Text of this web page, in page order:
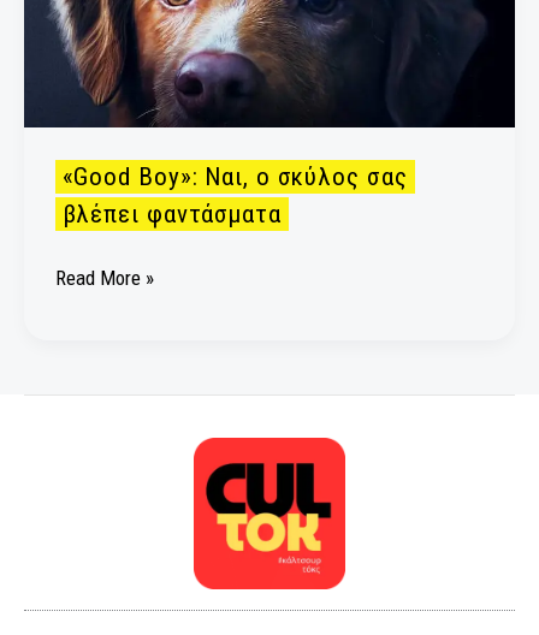
«Good Boy»: Ναι, ο σκύλος σας
βλέπει φαντάσματα
Read More »